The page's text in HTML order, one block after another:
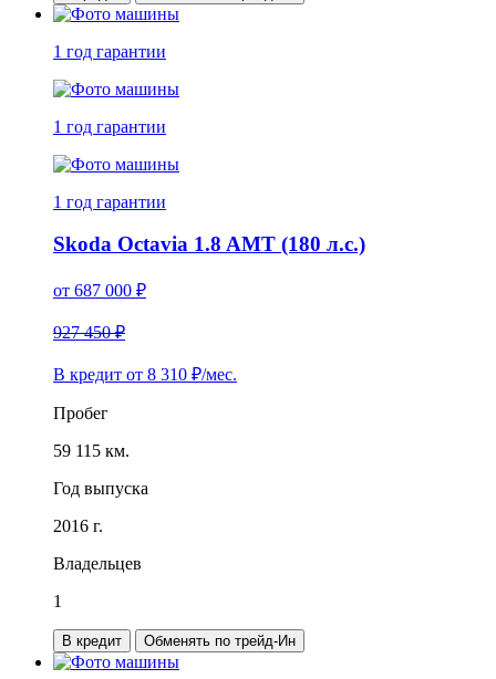
1 год гарантии
1 год гарантии
1 год гарантии
Skoda Octavia 1.8 AMT (180 л.с.)
от 687 000 ₽
927 450 ₽
В кредит от 8 310 ₽/мес.
Пробег
59 115 км.
Год выпуска
2016 г.
Владельцев
1
В кредит Обменять по трейд-Ин